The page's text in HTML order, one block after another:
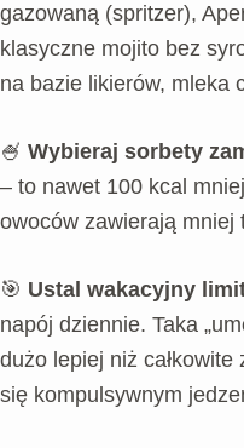
gazowaną (spritzer),
klasyczne mojito bez
na bazie likierów, mleka
🍧 Wybieraj sorbety
– to nawet 100 kcal
owoców zawierają mniej
🎯 Ustal wakacyjny
napój dziennie. Taka
dużo lepiej niż
się kompulsywnym